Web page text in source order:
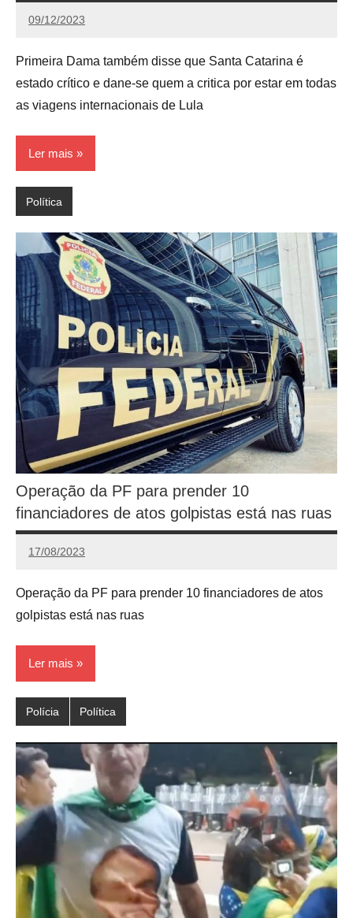
09/12/2023
Redação
Primeira Dama também disse que Santa Catarina é
estado crítico e dane-se quem a critica por estar em todas
as viagens internacionais de Lula
Ler mais
Política
Operação da PF para prender 10
financiadores de atos golpistas está nas ruas
17/08/2023
Calango
Operação da PF para prender 10 financiadores de atos
golpistas está nas ruas
Ler mais
Polícia Política